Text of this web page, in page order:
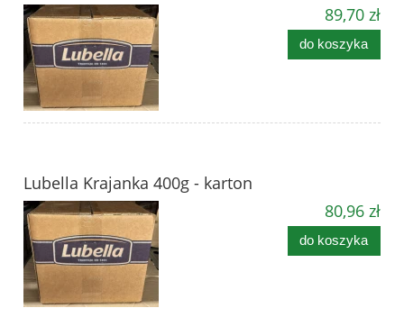
89,70 zł
do koszyka
Lubella Krajanka 400g - karton
80,96 zł
do koszyka